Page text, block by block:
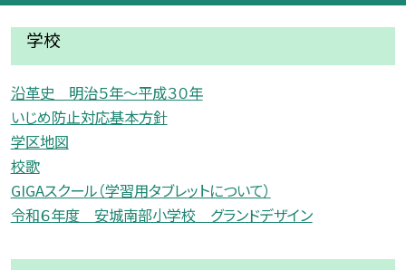
学校
沿革史 明治５年〜平成３０年
いじめ防止対応基本方針
学区地図
校歌
GIGAスクール（学習用タブレットについて）
令和６年度 安城南部小学校 グランドデザイン